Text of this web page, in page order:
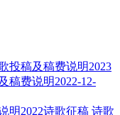
2023
稿费说明2022-12-
2022诗歌征稿 诗歌